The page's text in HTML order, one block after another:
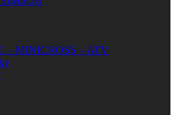
MINICROSS – ATV